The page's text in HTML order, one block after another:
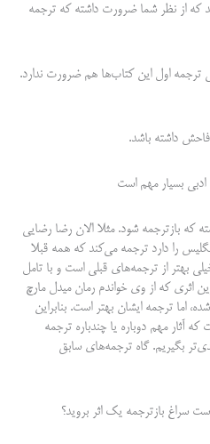
که از نظر شما ضرورت داشته که ترجمه
اول این کتاب‌ها هم ضرورت ندارد.
داشته باشد.
بسیار مهم است
که بازترجمه شود. مثلا الان رضا رضایی
را دارد ترجمه می‌کند که همه قبلا
بهتر از ترجمه‌های قبلی است و با تامل
که از وی خواندم رمان میدل مارچ
اما ترجمه ایشان بهتر است. بنابراین
آثار مهم دوباره یا چندباره ترجمه
بگیریم. گاه ترجمه‌های سابق
سراغ بازترجمه یک اثر بروید؟